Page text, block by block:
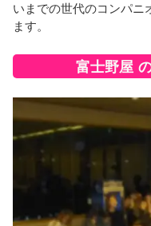
いまでの世代のコンパニ
ます。
富士野屋